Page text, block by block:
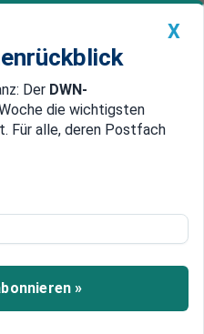
Geldanlage Premium
China
in
zu einer zweiten
X
Der DWN-
die wichtigsten
Für alle, deren Postfach
»